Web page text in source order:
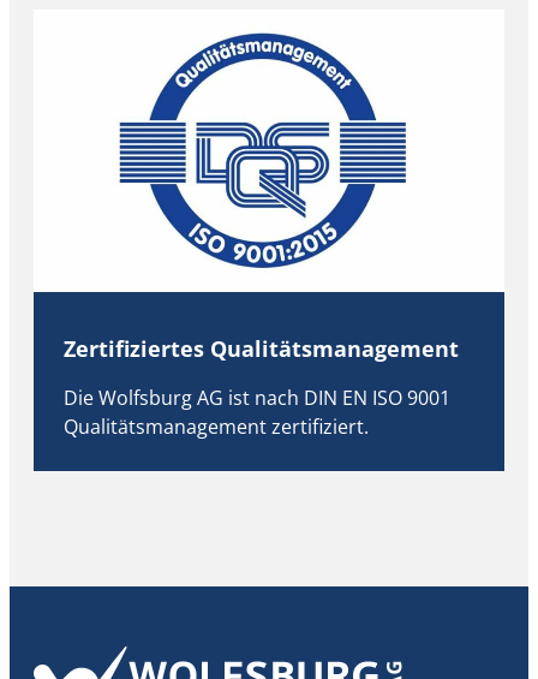
Zertifiziertes Qualitätsmanagement
Die Wolfsburg AG ist nach DIN EN ISO 9001
Qualitätsmanagement zertifiziert.